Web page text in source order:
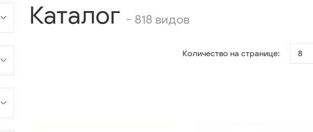
Каталог - 818 видов
Количество на странице: 8